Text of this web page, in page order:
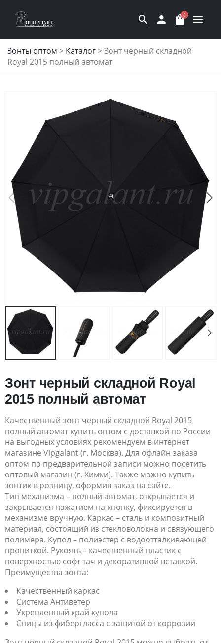
0
Зонты оптом > Каталог>Зонт черный складной
Royal 2015 полный автомат
Зонт черный складной Royal
2015 полный автомат
Качественный зонт черный складной Royal 2015
полный автомат купить оптом с доставкой по России
на выгодных условиях рекомендуем в интернет
магазине Vipgalant (г. Москва). Для офлайн заказа
оптом по предварительной записи можно посетить
оптовый магазин (г. Химки). Также можно купить
зонтик в розницу, оформив заказ на сайте.
Тип механизма – полный автомат, открывается и
закрывается нажатием на кнопку, фиксируется в
механизме вручную. Каркас – сталь и композитный
материал, состоящий из стекловолокна и связующего
полимера. Купол – полиэстер с водоотталкивающей
пропиткой. Рукоять – качественный пластик с
поверхностью софт тач и декоративной вставкой.
Преимущества зонта:
Качественный каркас
Система Антиветер
Укрепленный край купола
Спицы из фибергласса с защитой от коррозии